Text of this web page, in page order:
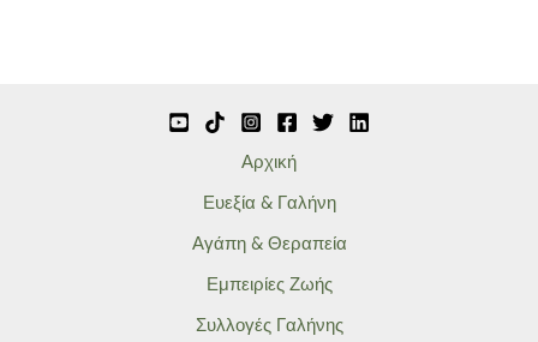
Αρχική
Ευεξία & Γαλήνη
Αγάπη & Θεραπεία
Εμπειρίες Ζωής
Συλλογές Γαλήνης